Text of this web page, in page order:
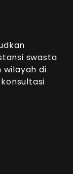
swasta
wilayah di